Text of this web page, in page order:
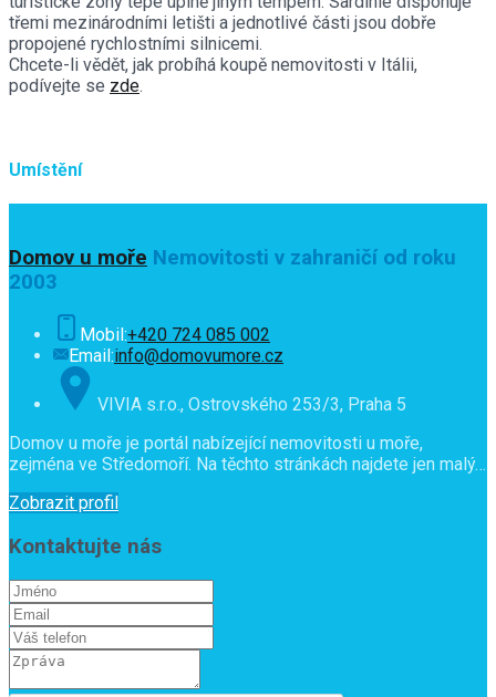
třemi mezinárodními letišti a jednotlivé části jsou dobře
propojené rychlostními silnicemi.
Chcete-li vědět, jak probíhá koupě nemovitosti v Itálii,
podívejte se zde.
Umístění
Domov u moře Nemovitosti v zahraničí od roku
2003
Mobil:+420 724 085 002
Email:info@domovumore.cz
VIVIA s.r.o., Ostrovského 253/3, Praha 5
Domov u moře je portál nabízející nemovitosti u moře,
zejména ve Středomoří. Na těchto stránkách najdete jen malý…
Zobrazit profil
Kontaktujte nás